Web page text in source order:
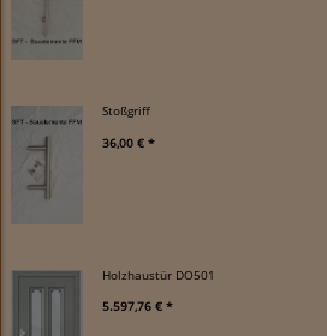
Stoßgriff
36,00 € *
Holzhaustür DO501
5.597,76 € *